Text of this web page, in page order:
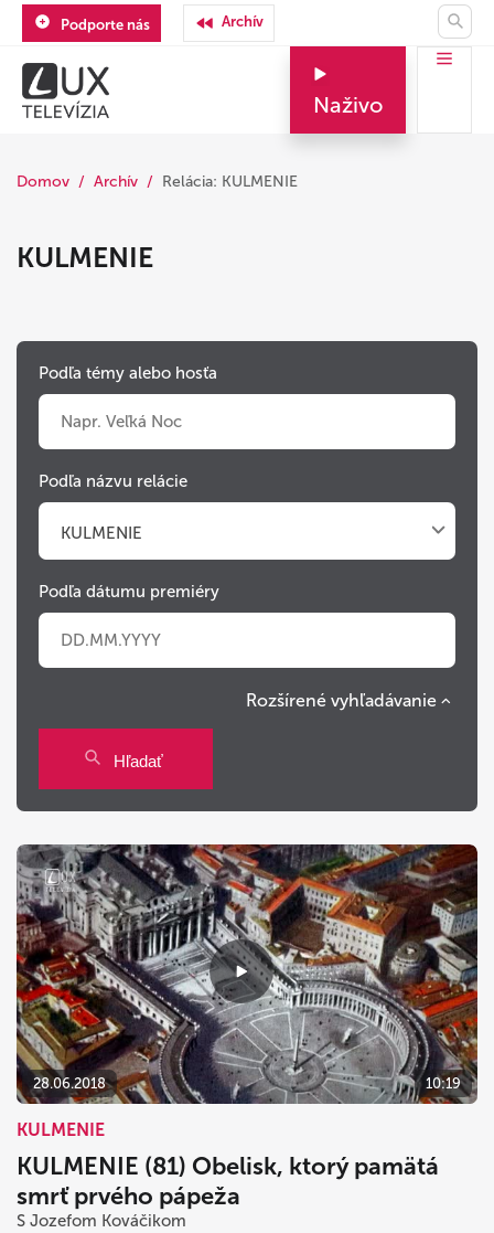
Podporte nás Archív
Naživo
Domov Archív Relácia: KULMENIE
KULMENIE
Podľa témy alebo hosťa
Podľa názvu relácie
KULMENIE
Podľa dátumu premiéry
Po Ut
27 28 29
10 11 12 13 14 15 16
17 18 19 20 21 22 23
24 25 26 27 28 29 30
31 1 2 3 4 5 6
dnes vymazať zavrieť
Rozšírené vyhľadávanie
Hľadať
28.06.2018 10:19
KULMENIE
KULMENIE (81) Obelisk, ktorý pamätá
smrť prvého pápeža
S Jozefom Kováčikom